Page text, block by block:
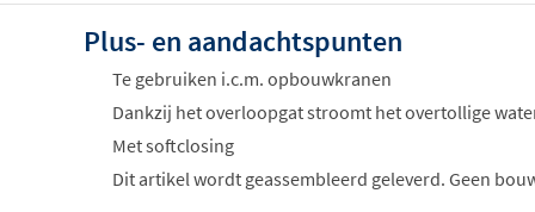
Plus- en aandachtspunten
Te gebruiken i.c.m. opbouwkranen
Dankzij het overloopgat stroomt het overtollige
Met softclosing
Dit artikel wordt geassembleerd geleverd. Geen